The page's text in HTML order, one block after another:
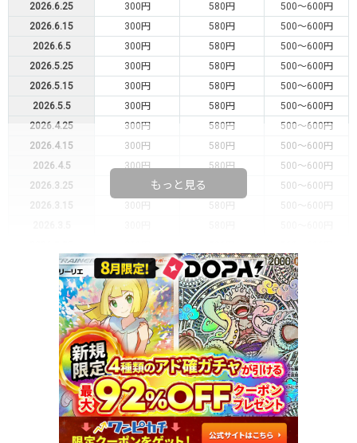
2026.6.25
300円 580円
500～600円
2026.6.15
300円 580円
500～600円
2026.6.5
300円 580円
500～600円
2026.5.25
300円 580円
500～600円
2026.5.15
300円 580円
500～600円
2026.5.5
300円 580円
500～600円
2026.4.25
300円 580円
500～600円
2026.4.15
300円 580円
500～600円
2026.4.5
300円 580円
500～600円
2026.3.25
500～600円
2026.3.15
300円 580円
500～600円
2026.2.15
200円 480円
400～500円
2026.2.5
200円 480円
400～500円
2026.1.25
200円 480円
400～500円
2026.1.15
200円 480円
400～500円
2026.1.5
200円 480円
400～500円
2025.12.25
200円 480円
400～500円
2025.12.15
200円 480円
400～500円
2025.12.5
200円 480円
400～500円
2025.11.25
200円 480円
400～500円
もっと見る